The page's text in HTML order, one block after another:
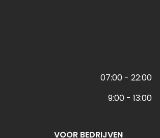
07:00 - 22:00
9:00 - 13:00
VOOR BEDRIJVEN